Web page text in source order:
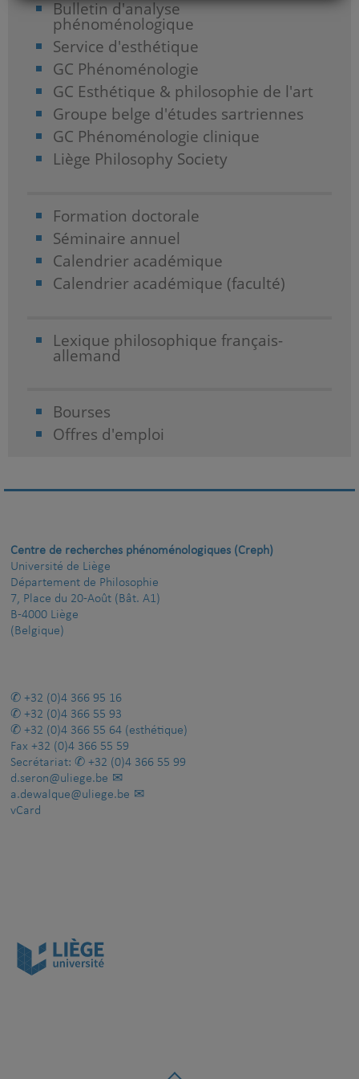
Bulletin d'analyse
phénoménologique
Service d'esthétique
GC Phénoménologie
GC Esthétique & philosophie de l'art
Groupe belge d'études sartriennes
GC Phénoménologie clinique
Liège Philosophy Society
Formation doctorale
Séminaire annuel
Calendrier académique
Calendrier académique (faculté)
Lexique philosophique français-
allemand
Bourses
Offres d'emploi
Centre de recherches phénoménologiques (Creph)
Université de Liège
Département de Philosophie
7, Place du 20-Août (Bât. A1)
B-4000 Liège
(Belgique)
+32 (0)4 366 95 16
+32 (0)4 366 55 93
+32 (0)4 366 55 64 (esthétique)
Fax +32 (0)4 366 55 59
Secrétariat:
+32 (0)4 366 55 99
d.seron@uliege.be
a.dewalque@uliege.be
vCard